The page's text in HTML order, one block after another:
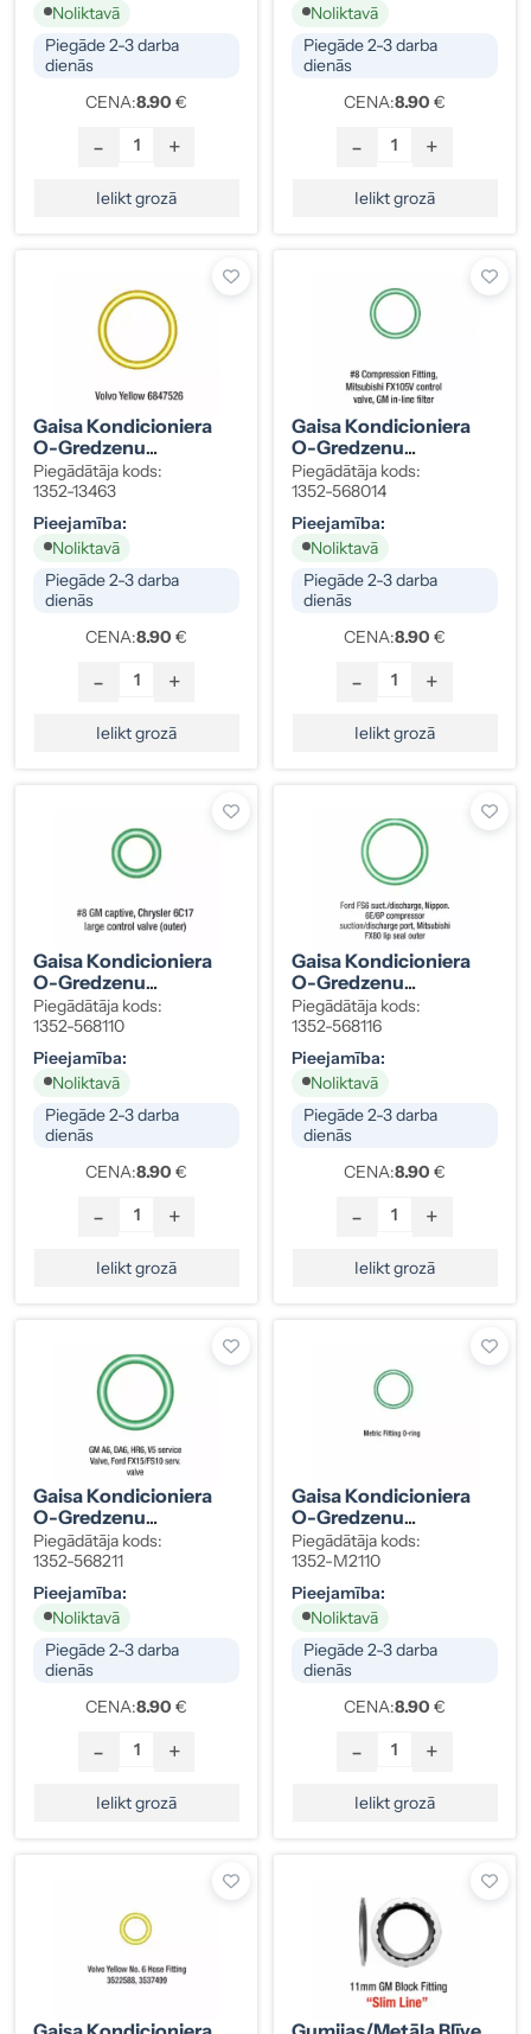
Noliktavā
Piegāde 2-3 darba
dienās
CENA:8.90 €
- +
Ielikt grozā
Noliktavā
Piegāde 2-3 darba
dienās
CENA:8.90 €
- +
Ielikt grozā
Gaisa Kondicioniera
O-Gredzenu
Komplekts Volvo
HNBR Dzeltens 10 Gab.
6847526
Piegādātāja kods:
1352-13463
Pieejamība:
Noliktavā
Piegāde 2-3 darba
dienās
CENA:8.90 €
- +
Ielikt grozā
Gaisa Kondicioniera
O-Gredzenu
Komplekts Mitsubishi,
GM, HNBR, Zaļš, 10
Gab.
Piegādātāja kods:
1352-568014
Pieejamība:
Noliktavā
Piegāde 2-3 darba
dienās
CENA:8.90 €
- +
Ielikt grozā
Gaisa Kondicioniera
O-Gredzenu
Komplekts HNBR Zaļš
14 X 2,6 GM, Chrysler,
10 Gab.
Piegādātāja kods:
1352-568110
Pieejamība:
Noliktavā
Piegāde 2-3 darba
dienās
CENA:8.90 €
- +
Ielikt grozā
Gaisa Kondicioniera
O-Gredzenu
Komplekts HNBR Zaļš
Ford FS6,
Nippondenso 6E/6P,
Mitsubishi FX80, 10
Gab.
Piegādātāja kods:
1352-568116
Pieejamība:
Noliktavā
Piegāde 2-3 darba
dienās
CENA:8.90 €
- +
Ielikt grozā
Gaisa Kondicioniera
O-Gredzenu
Komplekts HNBR Zaļš
GM, Ford, 10 Gab.
Piegādātāja kods:
1352-568211
Pieejamība:
Noliktavā
Piegāde 2-3 darba
dienās
CENA:8.90 €
- +
Ielikt grozā
Gaisa Kondicioniera
O-Gredzenu
Komplekts HNBR Zaļš
10 Gab.
Piegādātāja kods:
1352-M2110
Pieejamība:
Noliktavā
Piegāde 2-3 darba
dienās
CENA:8.90 €
- +
Ielikt grozā